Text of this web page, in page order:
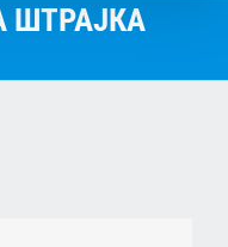
ШТРАЈКА